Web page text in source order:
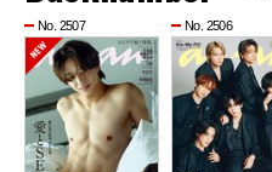
No. 2507 No. 2506